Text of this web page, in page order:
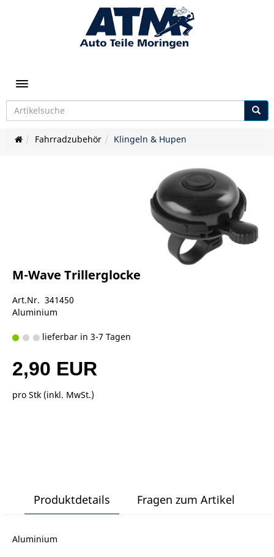
Toggle navigation
Fahrradzubehör Klingeln & Hupen
M-Wave Trillerglocke
Art.Nr. 341450
Aluminium
lieferbar in 3-7 Tagen
2,90 EUR
pro Stk (inkl. MwSt.)
Produktdetails Fragen zum Artikel
Aluminium